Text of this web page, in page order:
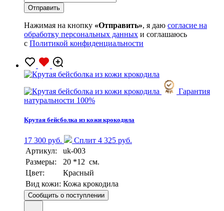
Нажимая на кнопку «Отправить», я даю согласие на
обработку персональных данных и соглашаюсь
с Политикой конфиденциальности
Гарантия
натуральности 100%
Крутая бейсболка из кожи крокодила
17 300 руб.
Сплит 4 325 руб.
Артикул:
uk-003
Размеры:
20 *12 см.
Цвет:
Красный
Вид кожи: Кожа крокодила
Сообщить о поступлении